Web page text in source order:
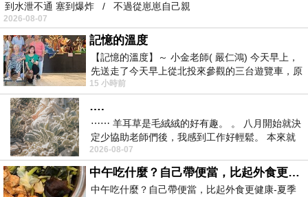
可能跟自己當下的頻率有關
每一段時間需要的能量不同
想要獲取的幫助也就不一樣
好好地發掘出自己真心想要
~~~
真正吸引一個人的欣賞
應該是喜歡上他的靈魂
有趣的靈魂，萬裡挑一
美麗的皮囊，千篇一律
到水泄不通 塞到爆炸 / 不過從崽崽自己親
2026-08-07
記憶的溫度
【記憶的溫度】～ 小金老師( 嚴仁鴻) 今天早上，
先送走了今天早上從北投來參觀的三台遊覽車，原
以為展場已經差不多要安靜下來，卻發
15 小時前
….
⋯⋯ 羊耳草是毛絨絨的好有趣。 。 八月開始就決
定少協助老師們後，我感到工作好輕鬆。 本來就
不是我的工作啊。 真
2026-08-07
中午吃什麼？自己帶便當，比起外食更健康-夏季日常。(舞動馬尾廚房)
中午吃什麼？自己帶便當，比起外食更健康-夏季